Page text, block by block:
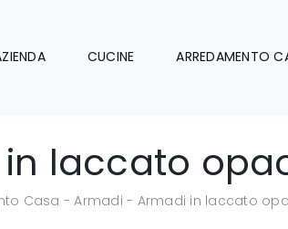
CUCINE ARREDAMENTO
laccato
Casa -Armadi - Armadi in laccato